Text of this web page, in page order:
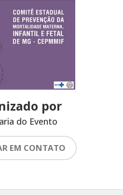
por
do Evento
EM CONTATO